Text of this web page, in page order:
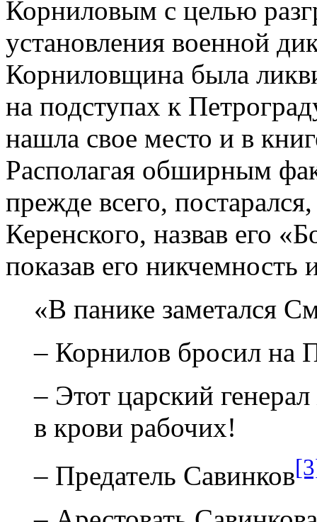
Корниловым с целью
установления военной
Корниловщина была
на подступах к
нашла свое место и в
Располагая обширным
прежде всего,
Керенского, назвав его
показав его
«В панике заметался
– Корнилов бросил на
– Этот царский
в крови рабочих!
– Предатель Савинков